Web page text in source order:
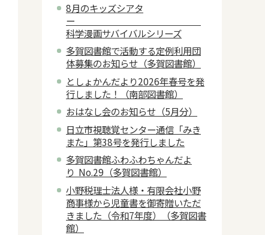
8月のキッズシアタ
ー
科学漫画サバイバルシリーズ
多賀図書館で活動する定例利用団
体募集のお知らせ（多賀図書館）
としょかんだより2026年春号を発
行しました！（南部図書館）
おはなし会のお知らせ（5月分）
日立市視聴覚センター通信「みき
また」第38号を発行しました
多賀図書館ふわふわちゃんだよ
り No.29（多賀図書館）
小野税理士法人様・有限会社小野
商事様から児童書を御寄贈いただ
きました（令和7年度）（多賀図書
館）